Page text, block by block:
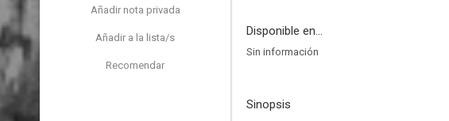
Añadir nota privada
Añadir a la lista/s
Recomendar
Disponible en...
Sin información
Sinopsis